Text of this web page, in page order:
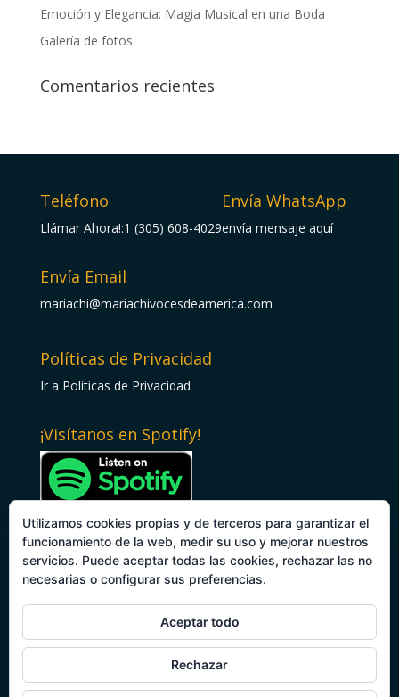
Emoción y Elegancia: Magia Musical en una Boda
Galería de fotos
Comentarios recientes
Teléfono
Llámar Ahora!:1 (305) 608-4029
Envía WhatsApp
envía mensaje aquí
Envía Email
mariachi@mariachivocesdeamerica.com
Políticas de Privacidad
Ir a Políticas de Privacidad
¡Visítanos en Spotify!
Dirección
220 N 73rd terr Hollywood FL 33024
F
b
o
In
gr
a
Y
T
u
Utilizamos cookies propias y de terceros para garantizar el
funcionamiento de la web, medir su uso y mejorar nuestros
servicios. Puede aceptar todas las cookies, rechazar las no
necesarias o configurar sus preferencias.
Aceptar todo
Rechazar